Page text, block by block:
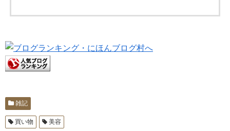
雑記
買い物 美容